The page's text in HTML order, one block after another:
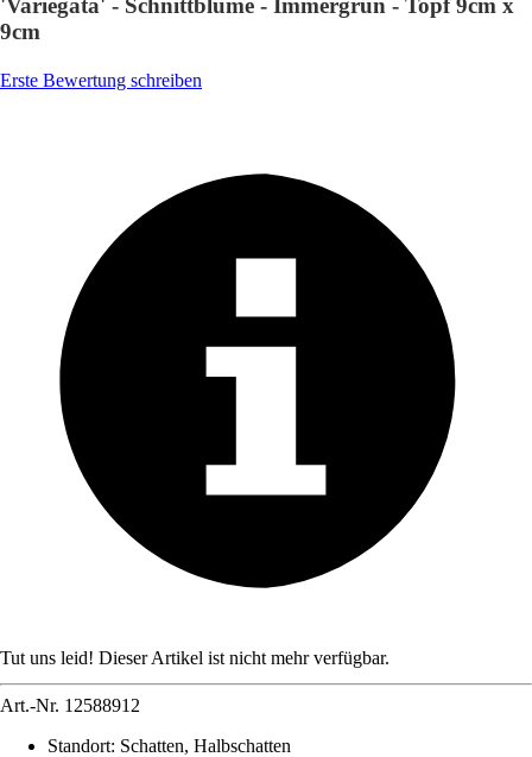
'Variegata' - Schnittblume - Immergrün - Topf 9cm x
9cm
Erste Bewertung schreiben
Tut uns leid! Dieser Artikel ist nicht mehr verfügbar.
Art.-Nr. 12588912
Standort: Schatten, Halbschatten